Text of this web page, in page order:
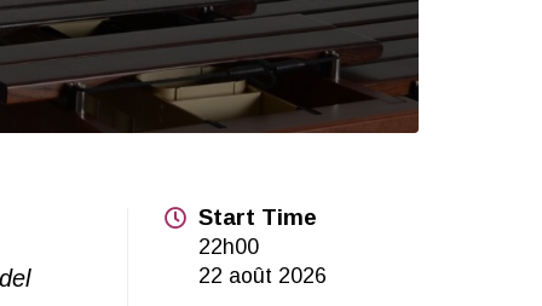
Start Time
22h00
22 août 2026